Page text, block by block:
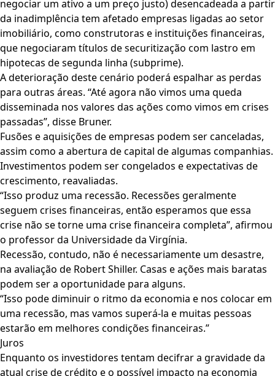
negociar um ativo a um preço justo) desencadeada a partir
da inadimplência tem afetado empresas ligadas ao setor
imobiliário, como construtoras e instituições financeiras,
que negociaram títulos de securitização com lastro em
hipotecas de segunda linha (subprime).
A deterioração deste cenário poderá espalhar as perdas
para outras áreas. “Até agora não vimos uma queda
disseminada nos valores das ações como vimos em crises
passadas”, disse Bruner.
Fusões e aquisições de empresas podem ser canceladas,
assim como a abertura de capital de algumas companhias.
Investimentos podem ser congelados e expectativas de
crescimento, reavaliadas.
“Isso produz uma recessão. Recessões geralmente
seguem crises financeiras, então esperamos que essa
crise não se torne uma crise financeira completa”, afirmou
o professor da Universidade da Virgínia.
Recessão, contudo, não é necessariamente um desastre,
na avaliação de Robert Shiller. Casas e ações mais baratas
podem ser a oportunidade para alguns.
“Isso pode diminuir o ritmo da economia e nos colocar em
uma recessão, mas vamos superá-la e muitas pessoas
estarão em melhores condições financeiras.”
Juros
Enquanto os investidores tentam decifrar a gravidade da
atual crise de crédito e o possível impacto na economia